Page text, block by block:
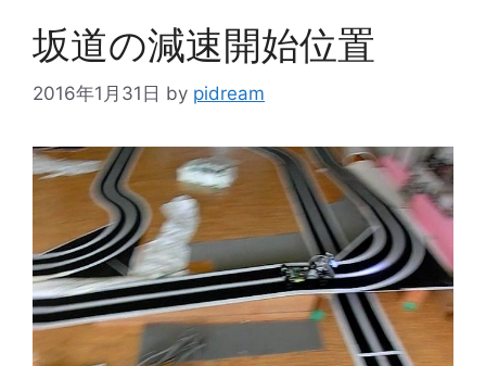
坂道の減速開始位置
2016年1月31日 by pidream